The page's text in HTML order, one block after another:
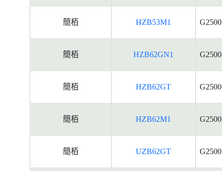
簡栢 HZB53M1
簡栢 HZB62GN1
簡栢 HZB62GT
簡栢 HZB62M1
簡栢 UZB62GT